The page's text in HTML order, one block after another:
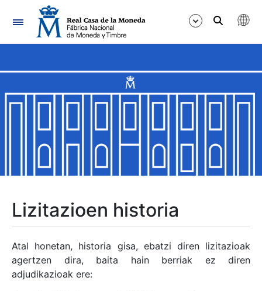
Nabigazioa
Erakutsi/Ezkutatu
Erakutsi/Ezkutatu
Erakutsi/Ezkutatu
Erakutsi/Ezkutatu
Lizitazioen historia
Atal honetan, historia gisa, ebatzi diren lizitazioak
agertzen dira, baita hain berriak ez diren
adjudikazioak ere: